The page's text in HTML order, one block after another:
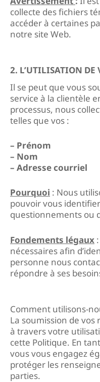
collecte des fichiers
accéder à certaines
notre site Web.
2. L’UTILISATION DE
Il se peut que vous
service à la clientèle
processus, nous
telles que vos :
– Prénom
– Nom
– Adresse courriel
Pourquoi : Nous
pouvoir vous
questionnements ou
Fondements légaux
nécessaires afin
personne nous
répondre à ses
Comment utilisons-
La soumission de
à travers votre
cette Politique. En
vous vous engagez
protéger les
parties.